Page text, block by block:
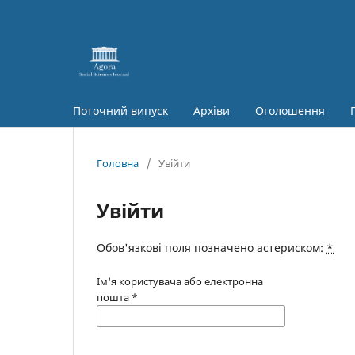
Поточний випуск Архіви Оголошення
Головна / Увійти
Увійти
Обов'язкові поля позначено астериском: *
Ім'я користувача або електронна
пошта *